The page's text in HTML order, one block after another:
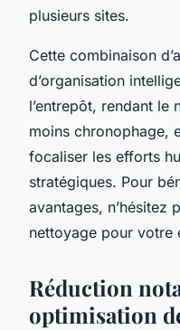
plusieurs sites.
Cette combinaison
d’organisation
l’entrepôt, rendant le
moins chronophage,
focaliser les efforts
stratégiques. Pour
avantages, n’hésitez
nettoyage pour votre
Réduction
optimisation